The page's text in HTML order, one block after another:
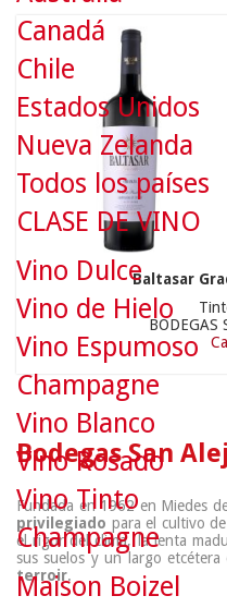
Baltasar
BODEGAS
Bodegas San
Fundada en 1962 en Miedes
privilegiado para el cultivo
el rigor del clima, la lenta
sus suelos y un largo
terroir.
Canadá
Chile
Estados Unidos
Nueva Zelanda
Todos los países
CLASE DE VINO
Vino Dulce
Vino de Hielo
Vino Espumoso
Champagne
Vino Blanco
Vino Rosado
Vino Tinto
Champagne
Maison Boizel